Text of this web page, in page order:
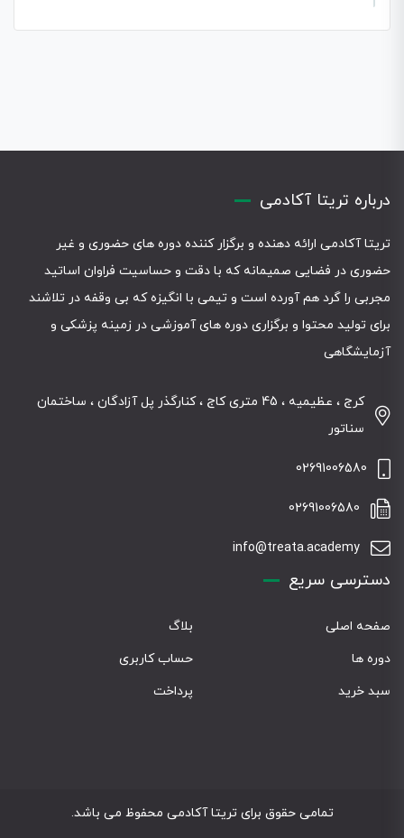
درباره تریتا آکادمی
تریتا آکادمی ارائه دهنده و برگزار کننده دوره های حضوری و غیر
حضوری در فضایی صمیمانه که با دقت و حساسیت فراوان اساتید
مجربی را گرد هم آورده است و تیمی با انگیزه که بی وقفه در تلاشند
برای تولید محتوا و برگزاری دوره های آموزشی در زمینه پزشکی و
آزمایشگاهی
کرج ، عظیمیه ، 45 متری کاج ، کنارگذر پل آزادگان ، ساختمان
سناتور
02691006580
02691006580
info@treata.academy
دسترسی سریع
صفحه اصلی
بلاگ
دوره ها
حساب کاربری
سبد خرید
پرداخت
تمامی حقوق برای تریتا آکادمی محفوظ می باشد.